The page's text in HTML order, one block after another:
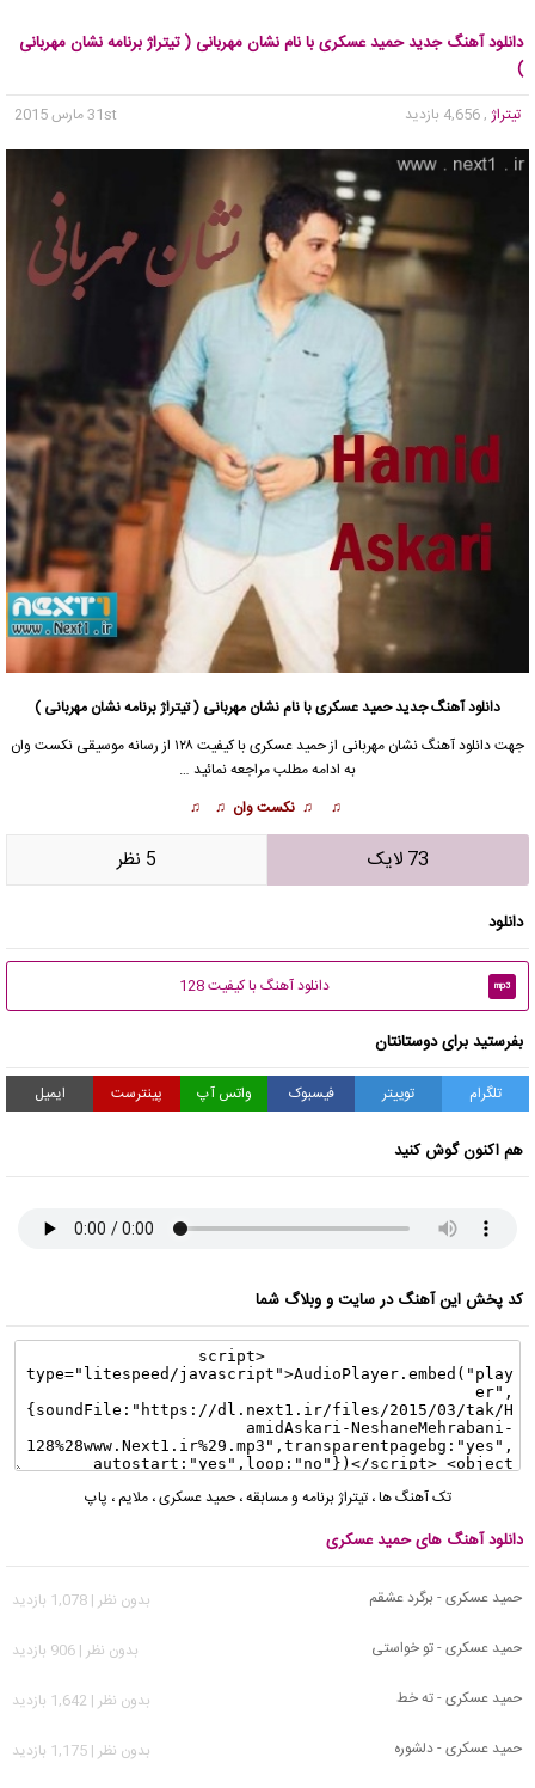
دانلود آهنگ جدید حمید عسکری با نام نشان مهربانی ( تیتراژ برنامه نشان مهربانی
)
تیتراژ , 4,656 بازدید 31st مارس 2015
دانلود آهنگ جدیدحمید عسکری با نام نشان مهربانی ( تیتراژ برنامه نشان مهربانی )
جهت دانلود آهنگ نشان مهربانی ازحمید عسکری
با کیفیت ۱۲۸ از رسانه موسیقی نکست وان
به ادامه مطلب مراجعه نمائید …
♫ ♫ نکست وان ♫ ♫
73 لایک 5 نظر
دانلود
mp3 دانلود آهنگ با کیفیت 128
بفرستید برای دوستانتان
تلگرام توییتر فیسبوک واتس آپ پینترست ایمیل
هم اکنون گوش کنید
کد پخش این آهنگ در سایت و وبلاگ شما
تک آهنگ ها،تیتراژ برنامه و مسابقه،حمید عسکری،ملایم، پاپ
دانلود آهنگ های حمید عسکری
حمید عسکری - برگرد عشقم
بدون نظر | 1,078 بازدید
حمید عسکری - تو خواستی
بدون نظر | 906 بازدید
حمید عسکری - ته خط
بدون نظر | 1,642 بازدید
حمید عسکری - دلشوره
بدون نظر | 1,175 بازدید